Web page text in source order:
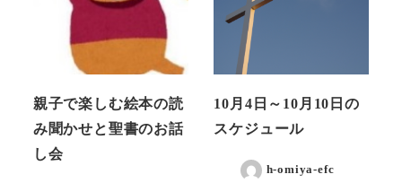
親子で楽しむ絵本の読
み聞かせと聖書のお話
し会
10月4日～10月10日の
スケジュール
h-omiya-efc